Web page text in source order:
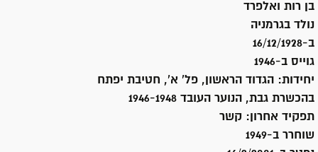
בן רות ואלפרד
נולד בגרמניה
ב-16/12/1928
גוייס ב-1946
יחידות: הגדוד הראשון, פל' א', חטיבת יפתח
בהכשרת גבת, הנוער העובד 1946-1948
תפקיד אחרון: קשר
שוחרר ב-1949